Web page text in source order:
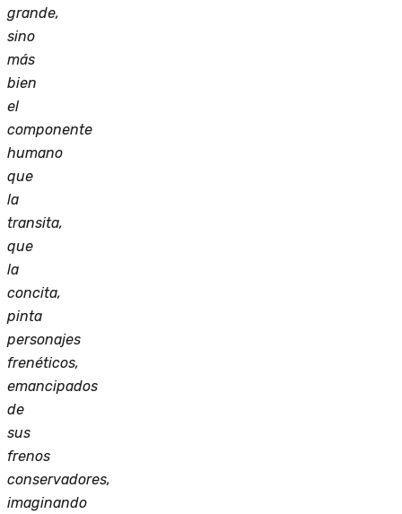
grande,
sino
más
bien
el
componente
humano
que
la
transita,
que
la
concita,
pinta
personajes
frenéticos,
emancipados
de
sus
frenos
conservadores,
imaginando